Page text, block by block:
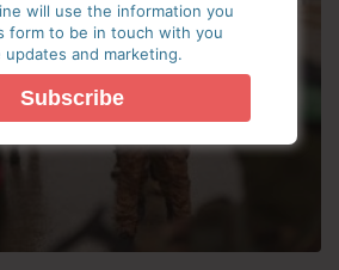
will use the information you
form to be in touch with you
and marketing.